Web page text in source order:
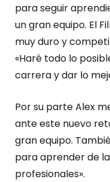
para seguir
un gran equipo. El
muy duro y
«Haré todo lo
carrera y dar lo
Por su parte Alex
ante este nuevo
gran equipo.
para aprender de
profesionales».